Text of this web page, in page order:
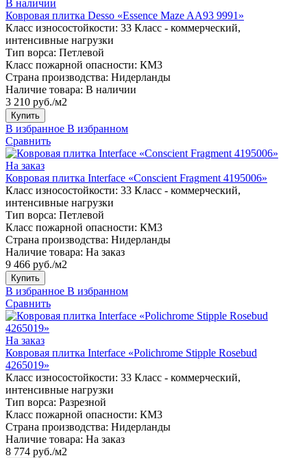
В наличии
Ковровая плитка Desso «Essence Maze AA93 9991»
Класс износостойкости: 33 Класс - коммерческий,
интенсивные нагрузки
Тип ворса: Петлевой
Класс пожарной опасности: КМ3
Страна производства: Нидерланды
Наличие товара: В наличии
3 210 руб./м2
Купить
В избранное В избранном
Сравнить
На заказ
Ковровая плитка Interface «Conscient Fragment 4195006»
Класс износостойкости: 33 Класс - коммерческий,
интенсивные нагрузки
Тип ворса: Петлевой
Класс пожарной опасности: КМ3
Страна производства: Нидерланды
Наличие товара: На заказ
9 466 руб./м2
Купить
В избранное В избранном
Сравнить
На заказ
Ковровая плитка Interface «Polichrome Stipple Rosebud
4265019»
Класс износостойкости: 33 Класс - коммерческий,
интенсивные нагрузки
Тип ворса: Разрезной
Класс пожарной опасности: КМ3
Страна производства: Нидерланды
Наличие товара: На заказ
8 774 руб./м2